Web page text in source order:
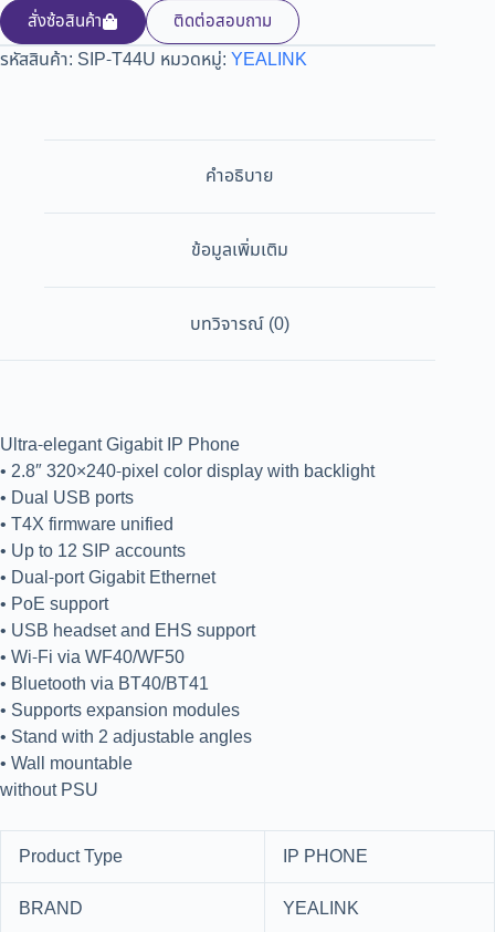
สั่งซ้อสินค้า
ติดต่อสอบถาม
รหัสสินค้า: SIP-T44U หมวดหมู่: YEALINK
คำอธิบาย
ข้อมูลเพิ่มเติม
บทวิจารณ์ (0)
Ultra-elegant Gigabit IP Phone
• 2.8″ 320×240-pixel color display with backlight
• Dual USB ports
• T4X firmware unified
• Up to 12 SIP accounts
• Dual-port Gigabit Ethernet
• PoE support
• USB headset and EHS support
• Wi-Fi via WF40/WF50
• Bluetooth via BT40/BT41
• Supports expansion modules
• Stand with 2 adjustable angles
• Wall mountable
without PSU
Product Type
IP PHONE
BRAND
YEALINK